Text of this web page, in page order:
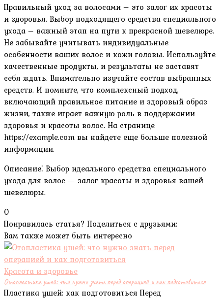
Правильный уход за волосами – это залог их красоты
и здоровья. Выбор подходящего средства специального
ухода – важный этап на пути к прекрасной шевелюре.
Не забывайте учитывать индивидуальные
особенности ваших волос и кожи головы. Используйте
качественные продукты, и результаты не заставят
себя ждать. Внимательно изучайте состав выбранных
средств. И помните, что комплексный подход,
включающий правильное питание и здоровый образ
жизни, также играет важную роль в поддержании
здоровья и красоты волос. На странице
https://example.com вы найдете еще больше полезной
информации.
Описание⁚ Выбор идеального средства специального
ухода для волос — залог красоты и здоровья вашей
шевелюры.
0
Понравилась статья? Поделиться с друзьями:
Вам также может быть интересно
Красота и здоровье
Отопластика ушей: что нужно знать перед операцией и как подготовиться
Пластика ушей: как подготовиться Перед